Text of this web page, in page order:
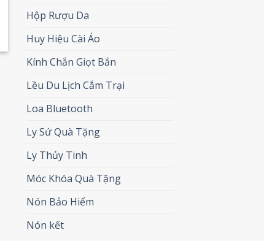
Hộp Rượu Da
Huy Hiệu Cài Áo
Kính Chắn Giọt Bắn
Lều Du Lịch Cắm Trại
Loa Bluetooth
Ly Sứ Quà Tặng
Ly Thủy Tinh
Móc Khóa Quà Tặng
Nón Bảo Hiểm
Nón kết